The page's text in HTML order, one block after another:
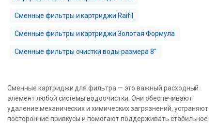
Сменные фильтры и картриджи Raifil
Сменные фильтры и картриджи Золотая Формула
Сменные фильтры очистки воды размера 8″
Сменные картриджи для фильтра — это важный расходный
элемент любой системы водоочистки. Они обеспечивают
удаление механических и химических загрязнений, устраняют
посторонние привкусы и помогают поддерживать стабильное